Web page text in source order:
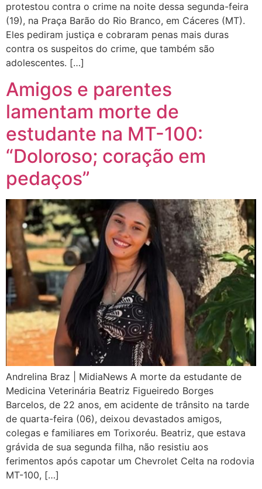
protestou contra o crime na noite dessa segunda-feira
(19), na Praça Barão do Rio Branco, em Cáceres (MT).
Eles pediram justiça e cobraram penas mais duras
contra os suspeitos do crime, que também são
adolescentes. […]
Amigos e parentes
lamentam morte de
estudante na MT-100:
“Doloroso; coração em
pedaços”
Andrelina Braz | MidiaNews A morte da estudante de
Medicina Veterinária Beatriz Figueiredo Borges
Barcelos, de 22 anos, em acidente de trânsito na tarde
de quarta-feira (06), deixou devastados amigos,
colegas e familiares em Torixoréu. Beatriz, que estava
grávida de sua segunda filha, não resistiu aos
ferimentos após capotar um Chevrolet Celta na rodovia
MT-100, […]